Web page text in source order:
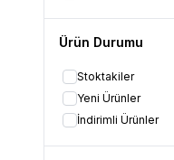
Ürün Durumu
Stoktakiler
Yeni Ürünler
İndirimli Ürünler